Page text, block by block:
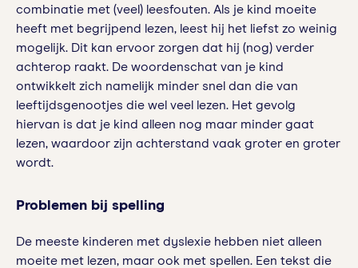
combinatie met (veel) leesfouten. Als je kind moeite
heeft met begrijpend lezen, leest hij het liefst zo weinig
mogelijk. Dit kan ervoor zorgen dat hij (nog) verder
achterop raakt. De woordenschat van je kind
ontwikkelt zich namelijk minder snel dan die van
leeftijdsgenootjes die wel veel lezen. Het gevolg
hiervan is dat je kind alleen nog maar minder gaat
lezen, waardoor zijn achterstand vaak groter en groter
wordt.
Problemen bij spelling
De meeste kinderen met dyslexie hebben niet alleen
moeite met lezen, maar ook met spellen. Een tekst die